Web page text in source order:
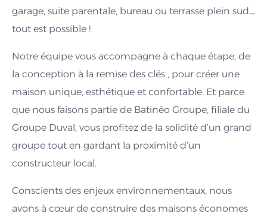
garage, suite parentale, bureau ou terrasse plein sud…
tout est possible !
Notre équipe vous accompagne à chaque étape, de
la conception à la remise des clés , pour créer une
maison unique, esthétique et confortable. Et parce
que nous faisons partie de Batinéo Groupe, filiale du
Groupe Duval, vous profitez de la solidité d’un grand
groupe tout en gardant la proximité d’un
constructeur local.
Conscients des enjeux environnementaux, nous
avons à cœur de construire des maisons économes